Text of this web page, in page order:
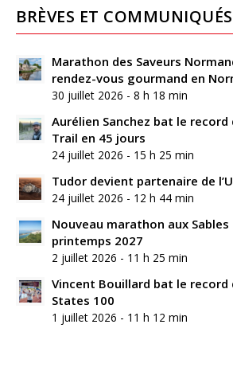
BRÈVES ET COMMUNIQUÉS
Marathon des Saveurs
rendez-vous gourmand en
30 juillet 2026 - 8 h 18 min
Aurélien Sanchez bat le record
Trail en 45 jours
24 juillet 2026 - 15 h 25 min
Tudor devient partenaire de
24 juillet 2026 - 12 h 44 min
Nouveau marathon aux Sables
printemps 2027
2 juillet 2026 - 11 h 25 min
Vincent Bouillard bat le record
States 100
1 juillet 2026 - 11 h 12 min